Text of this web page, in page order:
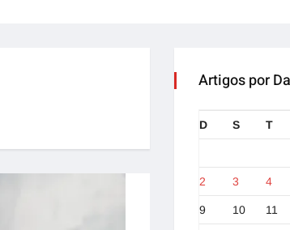
Artigos por
D S T
2 3 4
9 10 11